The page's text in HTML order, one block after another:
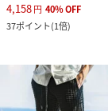
4,158円 40%OFF
37ポイント(1倍)